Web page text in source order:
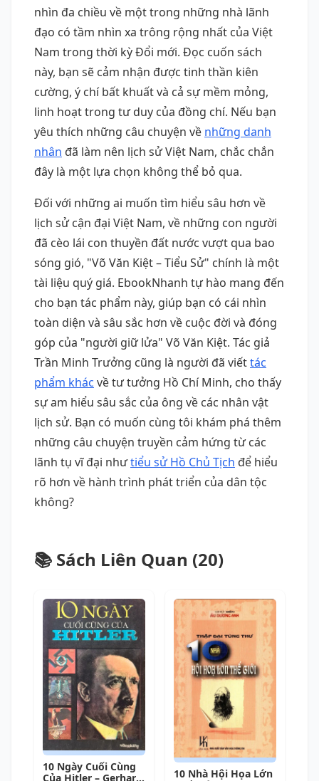
nhìn đa chiều về một trong những nhà lãnh
đạo có tầm nhìn xa trông rộng nhất của Việt
Nam trong thời kỳ Đổi mới. Đọc cuốn sách
này, bạn sẽ cảm nhận được tinh thần kiên
cường, ý chí bất khuất và cả sự mềm mỏng,
linh hoạt trong tư duy của đồng chí. Nếu bạn
yêu thích những câu chuyện về những danh
nhân đã làm nên lịch sử Việt Nam, chắc chắn
đây là một lựa chọn không thể bỏ qua.
Đối với những ai muốn tìm hiểu sâu hơn về
lịch sử cận đại Việt Nam, về những con người
đã cèo lái con thuyền đất nước vượt qua bao
sóng gió, "Võ Văn Kiệt – Tiểu Sử" chính là một
tài liệu quý giá. EbookNhanh tự hào mang đến
cho bạn tác phẩm này, giúp bạn có cái nhìn
toàn diện và sâu sắc hơn về cuộc đời và đóng
góp của "người giữ lửa" Võ Văn Kiệt. Tác giả
Trần Minh Trưởng cũng là người đã viếttác
phẩm khác về tư tưởng Hồ Chí Minh, cho thấy
sự am hiểu sâu sắc của ông về các nhân vật
lịch sử. Bạn có muốn cùng tôi khám phá thêm
những câu chuyện truyền cảm hứng từ các
lãnh tụ vĩ đại nhưtiểu sử Hồ Chủ Tịch để hiểu
rõ hơn về hành trình phát triển của dân tộc
không?
📚 Sách Liên Quan (20)
10 Ngày Cuối Cùng
Của Hitler – Gerhard
10 Nhà Hội Họa Lớn